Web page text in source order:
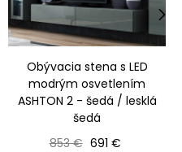
Obývacia stena s LED
modrým osvetlením
ASHTON 2 - šedá / lesklá
šedá
Bežná cena
853 € Cena
691 €
›